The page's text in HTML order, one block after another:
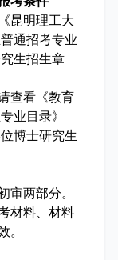
昆明理工大
通招考专业
生招生章
查看《教育
业目录》
博士研究生
两部分。
材料、材料